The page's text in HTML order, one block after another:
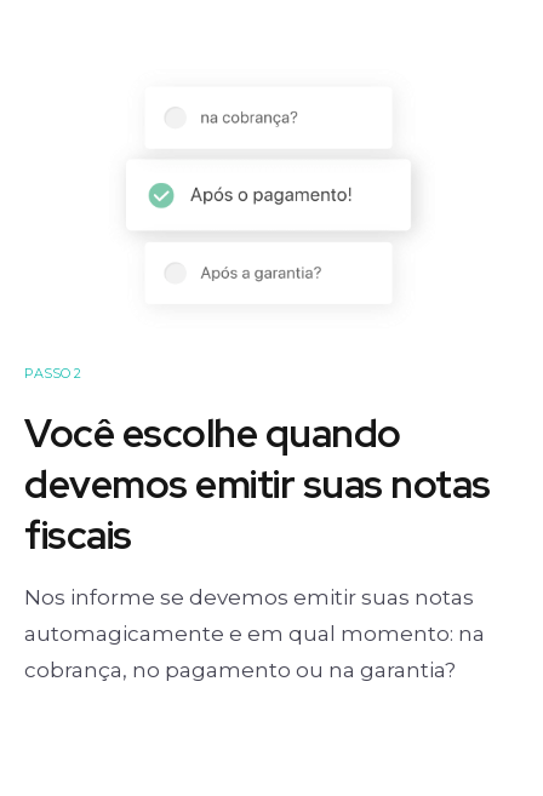
PASSO 2
Você escolhe quando
devemos emitir suas notas
fiscais
Nos informe se devemos emitir suas notas
automagicamente e em qual momento: na
cobrança, no pagamento ou na garantia?